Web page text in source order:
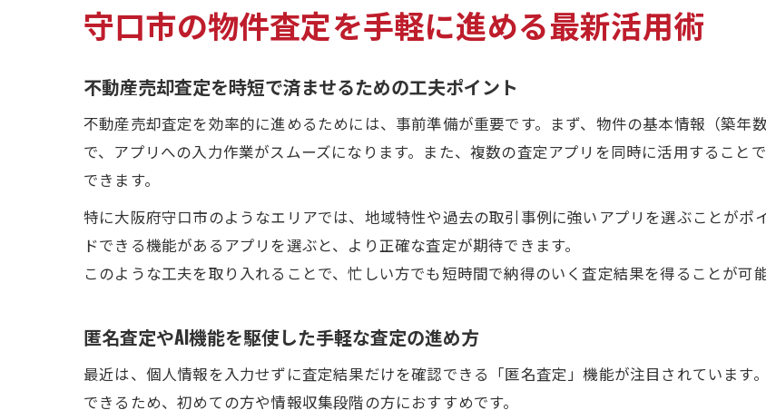
守口市の物件査定を手軽に進める最新活用術
不動産売却査定を時短で済ませるための工夫ポイント
不動産売却査定を効率的に進めるためには、事前準備が重要です。まず、物件の基本情報（築年
で、アプリへの入力作業がスムーズになります。また、複数の査定アプリを同時に活用すること
できます。
特に大阪府守口市のようなエリアでは、地域特性や過去の取引事例に強いアプリを選ぶことがポ
ドできる機能があるアプリを選ぶと、より正確な査定が期待できます。
このような工夫を取り入れることで、忙しい方でも短時間で納得のいく査定結果を得ることが可能
匿名査定やAI機能を駆使した手軽な査定の進め方
最近は、個人情報を入力せずに査定結果だけを確認できる「匿名査定」機能が注目されていま
できるため、初めての方や情報収集段階の方におすすめです。